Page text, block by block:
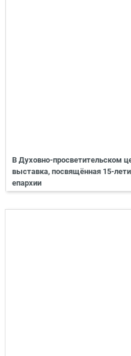
В Духовно-просветительском
выставка, посвящённая 15-
епархии